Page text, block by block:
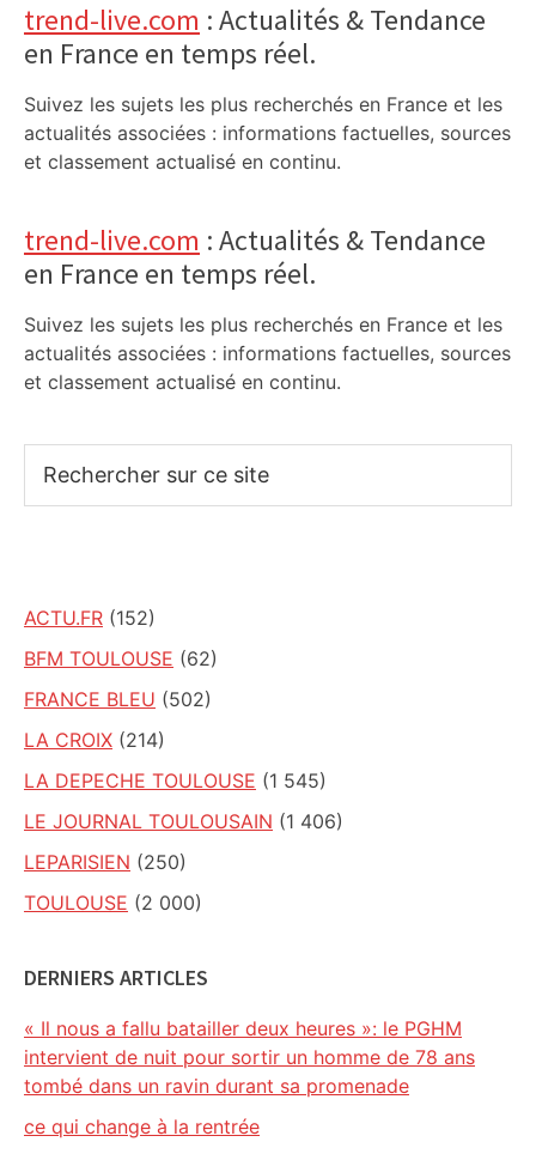
trend-live.com : Actualités & Tendance
en France en temps réel.
Suivez les sujets les plus recherchés en France et les
actualités associées : informations factuelles, sources
et classement actualisé en continu.
trend-live.com : Actualités & Tendance
en France en temps réel.
Suivez les sujets les plus recherchés en France et les
actualités associées : informations factuelles, sources
et classement actualisé en continu.
sur
ACTU.FR (152)
BFM TOULOUSE (62)
FRANCE BLEU (502)
LA CROIX (214)
LA DEPECHE TOULOUSE (1 545)
LE JOURNAL TOULOUSAIN (1 406)
LEPARISIEN (250)
TOULOUSE (2 000)
DERNIERS ARTICLES
« Il nous a fallu batailler deux heures »: le PGHM
intervient de nuit pour sortir un homme de 78 ans
tombé dans un ravin durant sa promenade
ce qui change à la rentrée